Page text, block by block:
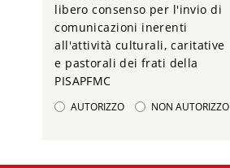
libero consenso per l'invio di
comunicazioni inerenti
all'attività culturali, caritative
e pastorali dei frati della
PISAPFMC
AUTORIZZO NON AUTORIZZO